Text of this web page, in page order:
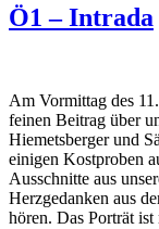
Ö1 – Intrada
Am Vormittag des
feinen Beitrag über
Hiemetsberger und
einigen Kostproben
Ausschnitte aus
Herzgedanken aus
hören. Das Porträt